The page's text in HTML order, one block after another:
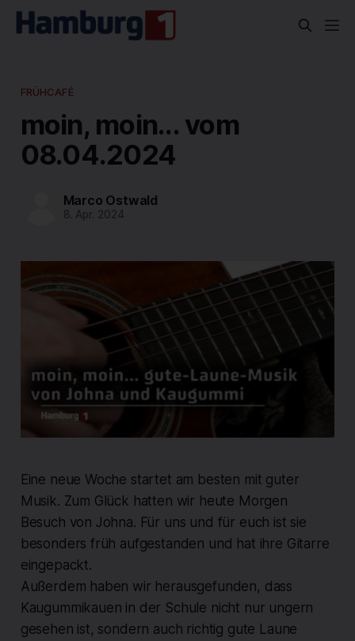
FRÜHCAFÉ
moin, moin... vom
08.04.2024
Marco Ostwald
8. Apr. 2024
Eine neue Woche startet am besten mit guter
Musik. Zum Glück hatten wir heute Morgen
Besuch von Johna. Für uns und für euch ist sie
besonders früh aufgestanden und hat ihre Gitarre
eingepackt.
Außerdem haben wir herausgefunden, dass
Kaugummikauen in der Schule nicht nur ungern
gesehen ist, sondern auch richtig gute Laune